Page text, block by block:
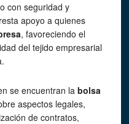
con seguridad y
apoyo a quienes
, favoreciendo el
del tejido empresarial
se encuentran la bolsa
aspectos legales,
de contratos,